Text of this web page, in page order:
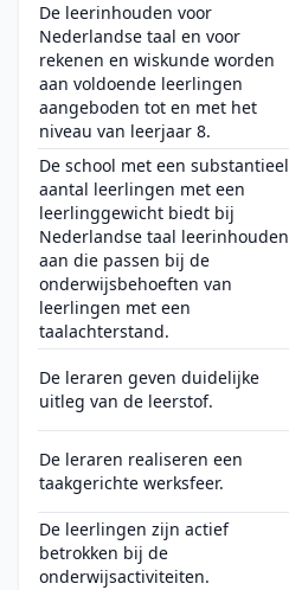
De leerinhouden voor
Nederlandse taal en voor
rekenen en wiskunde worden
aan voldoende leerlingen
aangeboden tot en met het
niveau van leerjaar 8.
De school met een substantieel
aantal leerlingen met een
leerlinggewicht biedt bij
Nederlandse taal leerinhouden
aan die passen bij de
onderwijsbehoeften van
leerlingen met een
taalachterstand.
De leraren geven duidelijke
uitleg van de leerstof.
De leraren realiseren een
taakgerichte werksfeer.
De leerlingen zijn actief
betrokken bij de
onderwijsactiviteiten.